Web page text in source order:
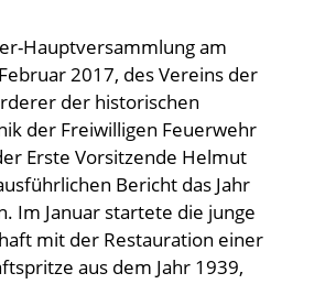
Hauptversammlung am
2017, des Vereins der
der historischen
der Freiwilligen Feuerwehr
Erste Vorsitzende Helmut
Bericht das Jahr
Im Januar startete die junge
mit der Restauration einer
aus dem Jahr 1939,